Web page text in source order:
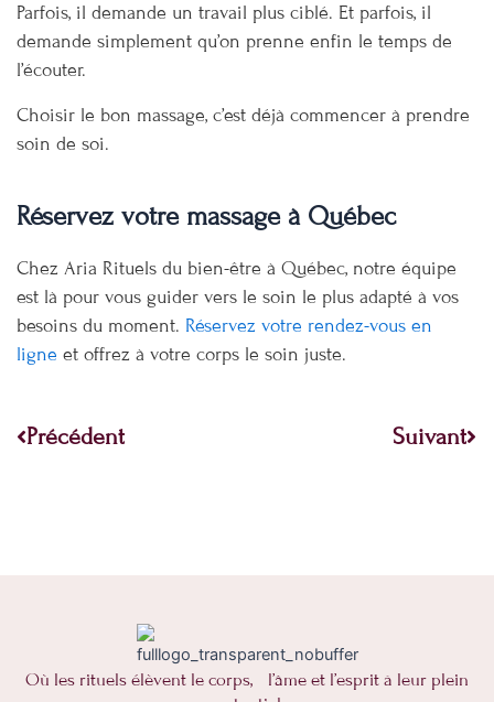
Parfois, il demande un travail plus ciblé. Et parfois, il
demande simplement qu’on prenne enfin le temps de
l’écouter.
Choisir le bon massage, c’est déjà commencer à prendre
soin de soi.
Réservez votre massage à Québec
Chez Aria Rituels du bien-être à Québec, notre équipe
est là pour vous guider vers le soin le plus adapté à vos
besoins du moment. Réservez votre rendez-vous en
ligne et offrez à votre corps le soin juste.
Précédent Suivant
Où les rituels élèvent le corps, l’âme et l’esprit à leur plein